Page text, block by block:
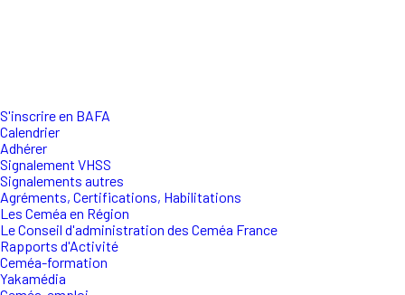
S'inscrire en BAFA
Calendrier
Adhérer
Signalement VHSS
Signalements autres
Agréments, Certifications, Habilitations
Les Ceméa en Région
Le Conseil d'administration des Ceméa France
Rapports d'Activité
Ceméa-formation
Yakamédia